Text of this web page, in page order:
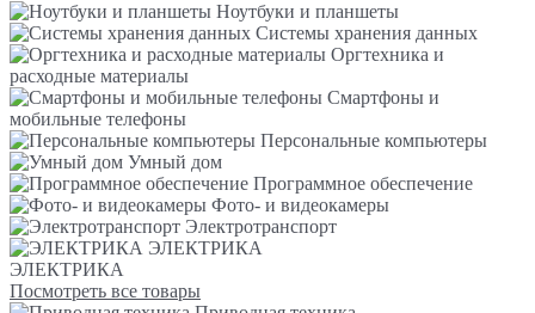
Ноутбуки и планшеты
Системы хранения данных
Оргтехника и
расходные материалы
Смартфоны и
мобильные телефоны
Персональные компьютеры
Умный дом
Программное обеспечение
Фото- и видеокамеры
Электротранспорт
ЭЛЕКТРИКА
ЭЛЕКТРИКА
Посмотреть все товары